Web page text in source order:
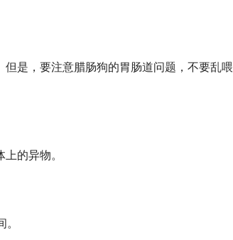
是，要注意腊肠狗的胃肠道问题，不要乱喂
的异物。